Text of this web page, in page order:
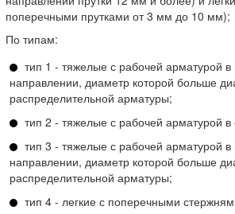
поперечными прутками от 3 мм до 10 мм);
По типам:
тип 1 - тяжелые с рабочей арматурой
направлении, диаметр которой больше
распределительной арматуры;
тип 2 - тяжелые с рабочей арматурой
тип 3 - тяжелые с рабочей арматурой
направлении, диаметр которой больше
распределительной арматуры;
тип 4 - легкие с поперечными